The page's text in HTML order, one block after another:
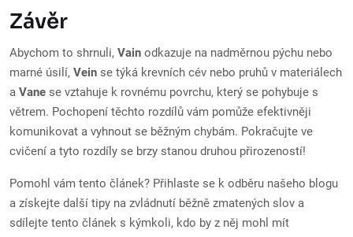
Závěr
Abychom to shrnuli, Vain odkazuje na nadměrnou pýchu nebo
marné úsilí, Vein se týká krevních cév nebo pruhů v materiálech
a Vane se vztahuje k rovnému povrchu, který se pohybuje s
větrem. Pochopení těchto rozdílů vám pomůže efektivněji
komunikovat a vyhnout se běžným chybám. Pokračujte ve
cvičení a tyto rozdíly se brzy stanou druhou přirozeností!
Pomohl vám tento článek? Přihlaste se k odběru našeho blogu
a získejte další tipy na zvládnutí běžně zmatených slov a
sdílejte tento článek s kýmkoli, kdo by z něj mohl mít